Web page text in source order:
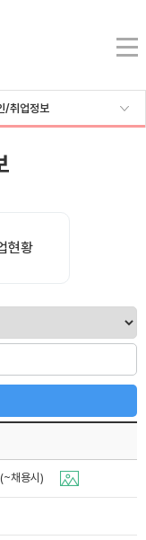
/취업정보
현황
채용시)